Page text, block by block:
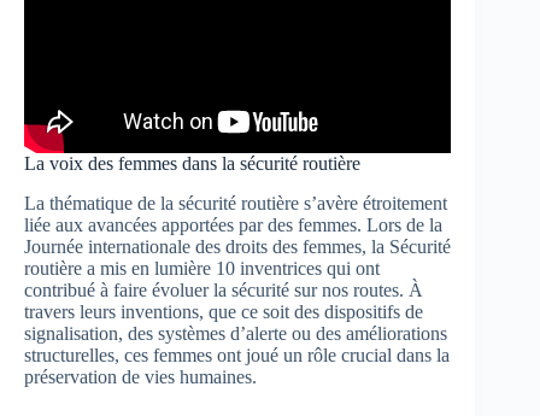
La voix des femmes dans la sécurité routière
La thématique de la sécurité routière s’avère étroitement
liée aux avancées apportées par des femmes. Lors de la
Journée internationale des droits des femmes, la Sécurité
routière a mis en lumière 10 inventrices qui ont
contribué à faire évoluer la sécurité sur nos routes. À
travers leurs inventions, que ce soit des dispositifs de
signalisation, des systèmes d’alerte ou des améliorations
structurelles, ces femmes ont joué un rôle crucial dans la
préservation de vies humaines.